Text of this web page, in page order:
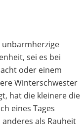
unbarmherzige
sei es bei
oder einem
Winterschwester
hat die kleinere die
eines Tages
als Rauheit